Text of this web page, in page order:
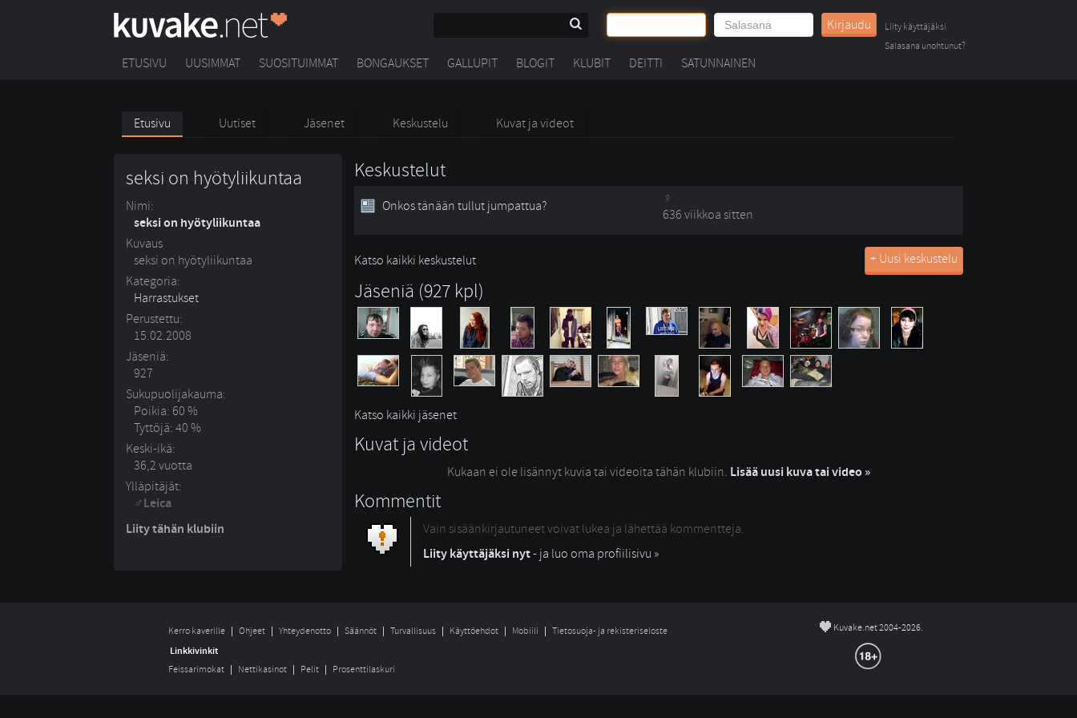
Kirjaudu
Liity käyttäjäksi
Salasana unohtunut?
ETUSIVU UUSIMMAT SUOSITUIMMAT BONGAUKSET GALLUPIT BLOGIT KLUBIT DEITTI SATUNNAINEN
Etusivu Uutiset Jäsenet Keskustelu Kuvat ja videot
seksi on hyötyliikuntaa
Nimi:
seksi on hyötyliikuntaa
Kuvaus
seksi on hyötyliikuntaa
Kategoria:
Harrastukset
Perustettu:
15.02.2008
Jäseniä:
927
Sukupuolijakauma:
Poikia: 60 %
Tyttöjä: 40 %
Keski-ikä:
36,2 vuotta
Ylläpitäjät:
Leica
Liity tähän klubiin
Keskustelut
Onkos tänään tullut jumpattua?
636 viikkoa sitten
Katso kaikki keskustelut + Uusi keskustelu
Jäseniä (927 kpl)
Katso kaikki jäsenet
Kuvat ja videot
Kukaan ei ole lisännyt kuvia tai videoita tähän klubiin. Lisää uusi kuva tai video »
Kommentit
Vain sisäänkirjautuneet voivat lukea ja lähettää kommentteja.
Liity käyttäjäksi nyt- ja luo oma profiilisivu »
Kerro kaverille Ohjeet Yhteydenotto Säännöt Turvallisuus Käyttöehdot Mobiili Tietosuoja- ja rekisteriseloste © Kuvake.net 2004-2026.
Linkkivinkit
Feissarimokat Nettikasinot Pelit Prosenttilaskuri